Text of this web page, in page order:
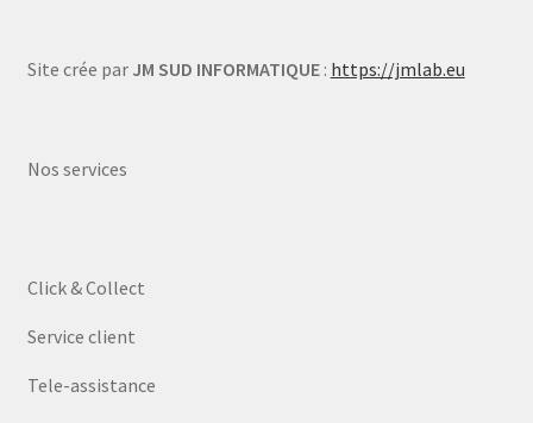
Site crée par JM SUD INFORMATIQUE: https://jmlab.eu
Nos services
Click & Collect
Service client
Tele-assistance